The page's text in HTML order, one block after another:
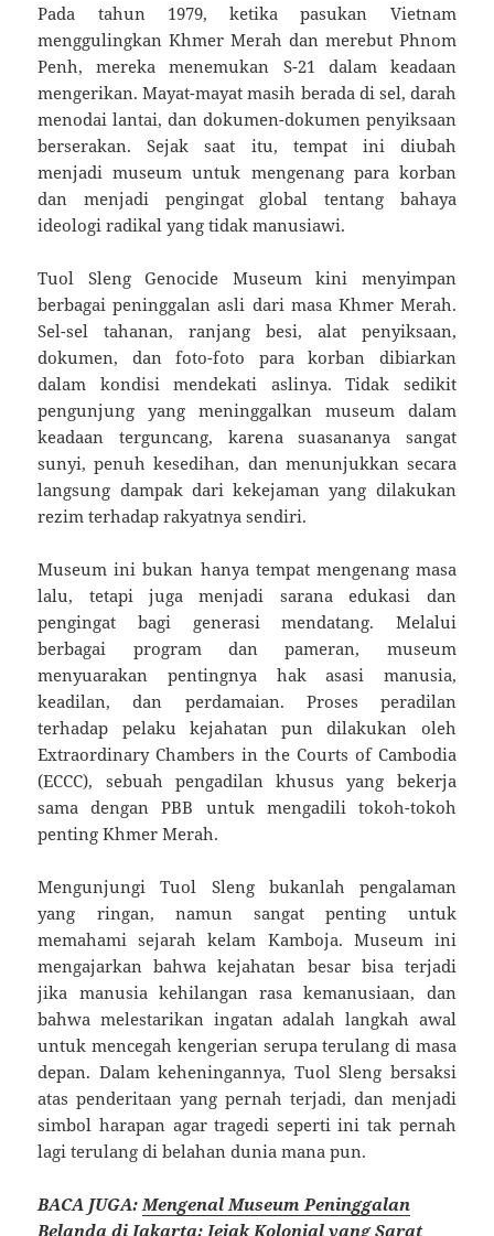
Pada tahun 1979, ketika pasukan Vietnam
menggulingkan Khmer Merah dan merebut Phnom
Penh, mereka menemukan S-21 dalam keadaan
mengerikan. Mayat-mayat masih berada di sel, darah
menodai lantai, dan dokumen-dokumen penyiksaan
berserakan. Sejak saat itu, tempat ini diubah
menjadi museum untuk mengenang para korban
dan menjadi pengingat global tentang bahaya
ideologi radikal yang tidak manusiawi.
Tuol Sleng Genocide Museum kini menyimpan
berbagai peninggalan asli dari masa Khmer Merah.
Sel-sel tahanan, ranjang besi, alat penyiksaan,
dokumen, dan foto-foto para korban dibiarkan
dalam kondisi mendekati aslinya. Tidak sedikit
pengunjung yang meninggalkan museum dalam
keadaan terguncang, karena suasananya sangat
sunyi, penuh kesedihan, dan menunjukkan secara
langsung dampak dari kekejaman yang dilakukan
rezim terhadap rakyatnya sendiri.
Museum ini bukan hanya tempat mengenang masa
lalu, tetapi juga menjadi sarana edukasi dan
pengingat bagi generasi mendatang. Melalui
berbagai program dan pameran, museum
menyuarakan pentingnya hak asasi manusia,
keadilan, dan perdamaian. Proses peradilan
terhadap pelaku kejahatan pun dilakukan oleh
Extraordinary Chambers in the Courts of Cambodia
(ECCC), sebuah pengadilan khusus yang bekerja
sama dengan PBB untuk mengadili tokoh-tokoh
penting Khmer Merah.
Mengunjungi Tuol Sleng bukanlah pengalaman
yang ringan, namun sangat penting untuk
memahami sejarah kelam Kamboja. Museum ini
mengajarkan bahwa kejahatan besar bisa terjadi
jika manusia kehilangan rasa kemanusiaan, dan
bahwa melestarikan ingatan adalah langkah awal
untuk mencegah kengerian serupa terulang di masa
depan. Dalam keheningannya, Tuol Sleng bersaksi
atas penderitaan yang pernah terjadi, dan menjadi
simbol harapan agar tragedi seperti ini tak pernah
lagi terulang di belahan dunia mana pun.
BACA JUGA:Mengenal Museum Peninggalan
Belanda di Jakarta: Jejak Kolonial yang Sarat